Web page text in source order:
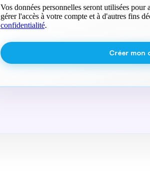
Vos données personnelles seront utilisées
gérer l'accès à votre compte et à d'autres fins
confidentialité.
Créer mon